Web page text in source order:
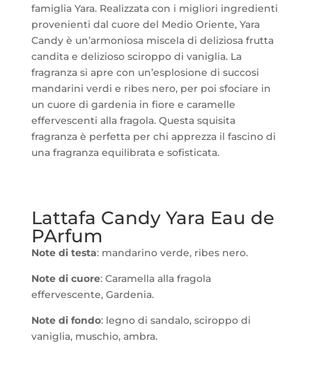
famiglia Yara. Realizzata con i migliori ingredienti
provenienti dal cuore del Medio Oriente, Yara
Candy è un’armoniosa miscela di deliziosa frutta
candita e delizioso sciroppo di vaniglia. La
fragranza si apre con un’esplosione di succosi
mandarini verdi e ribes nero, per poi sfociare in
un cuore di gardenia in fiore e caramelle
effervescenti alla fragola. Questa squisita
fragranza è perfetta per chi apprezza il fascino di
una fragranza equilibrata e sofisticata.
Lattafa Candy Yara Eau de
PArfum
Note di testa: mandarino verde, ribes nero.
Note di cuore: Caramella alla fragola
effervescente, Gardenia.
Note di fondo: legno di sandalo, sciroppo di
vaniglia, muschio, ambra.